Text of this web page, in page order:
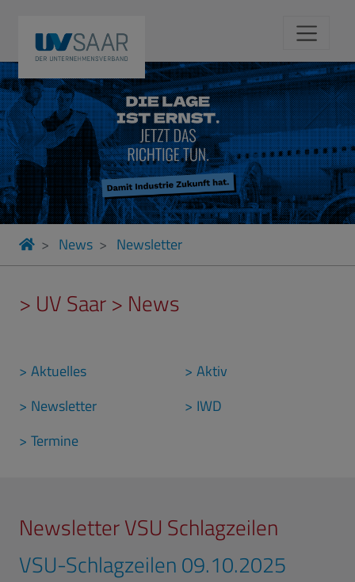
News Newsletter
> UV Saar > News
Aktuelles
Newsletter
Termine
Aktiv
IWD
Newsletter VSU Schlagzeilen
VSU-Schlagzeilen 09.10.2025